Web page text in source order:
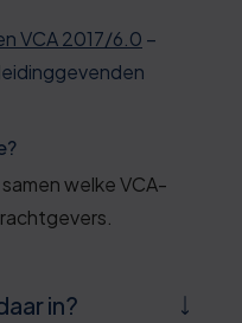
VCA 2017/6.0 –
welke VCA-
in?